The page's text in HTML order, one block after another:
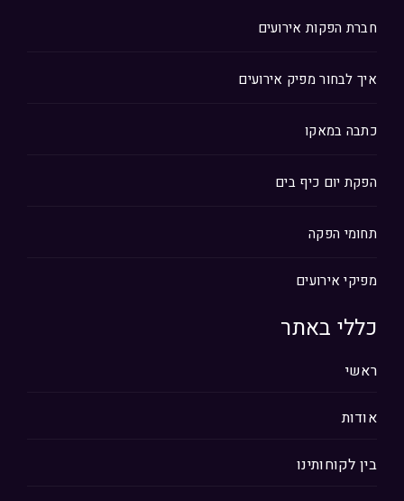
חברת הפקות אירועים
איך לבחור מפיק אירועים
כתבה במאקו
הפקת יום כיף בים
תחומי הפקה
מפיקי אירועים
כללי באתר
ראשי
אודות
בין לקוחותינו